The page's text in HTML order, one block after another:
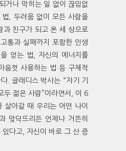
거나 막히는 일 없이 끊임없
법, 두려움 없이 모든 사람을
과 친구가 되고 온 세 상으로
통과 실패까지 포함한 인생
얻는 법, 자신의 에너지를
음껏 사용하는 법 등 구체적
. 글래디스 박사는 “자기 기
두 젊은 사람”이라면서, 이 6
살아갈 때 우리는 어떤 나이
맞닥뜨리든 언제나 거뜬히
있다고, 자신이 바로 그 산 증